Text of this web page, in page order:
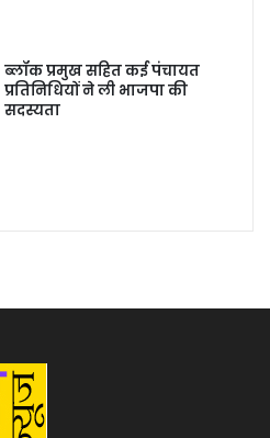
ब्लॉक प्रमुख सहित कई पंचायत
प्रतिनिधियों ने ली भाजपा की
सदस्यता